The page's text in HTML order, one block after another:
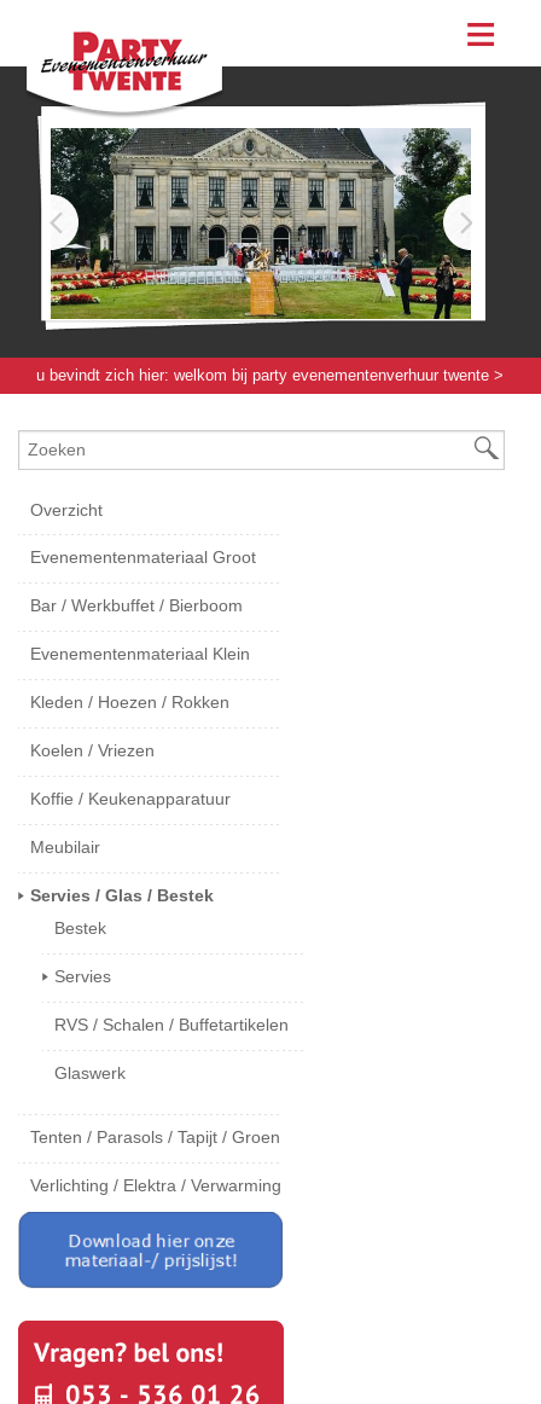
assortiment
evenementen
feesten
bestellen
contact
u bevindt zich hier: welkom bij party evenementenverhuur twente >
Overzicht
Evenementenmateriaal Groot
Bar / Werkbuffet / Bierboom
Evenementenmateriaal Klein
Kleden / Hoezen / Rokken
Koelen / Vriezen
Koffie / Keukenapparatuur
Meubilair
Servies / Glas / Bestek
Bestek
Servies
RVS / Schalen / Buffetartikelen
Glaswerk
Tenten / Parasols / Tapijt / Groen
Verlichting / Elektra / Verwarming